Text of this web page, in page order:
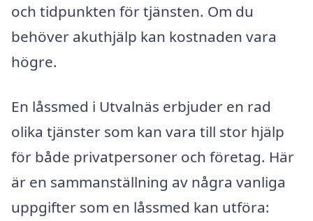
och tidpunkten för tjänsten. Om du
behöver akuthjälp kan kostnaden vara
högre.
En låssmed i Utvalnäs erbjuder en rad
olika tjänster som kan vara till stor hjälp
för både privatpersoner och företag. Här
är en sammanställning av några vanliga
uppgifter som en låssmed kan utföra: